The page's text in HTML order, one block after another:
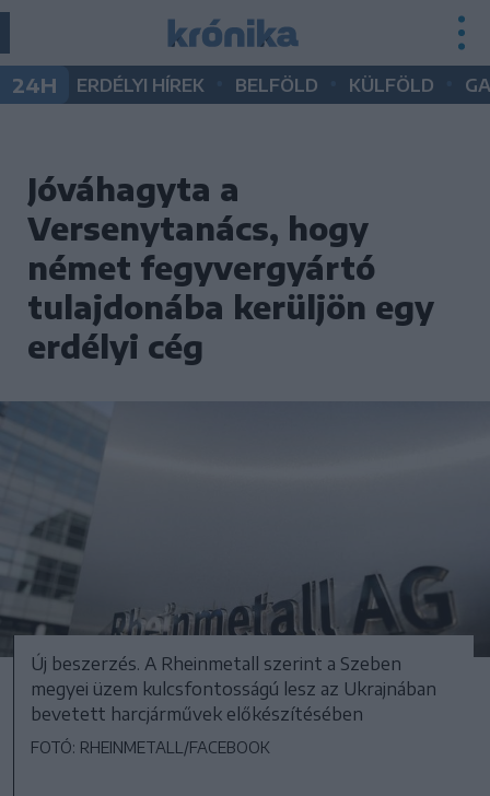
24H ERDÉLYI HÍREK BELFÖLD KÜLFÖLD
Jóváhagyta a
Versenytanács, hogy
német fegyvergyártó
tulajdonába kerüljön egy
erdélyi cég
Új beszerzés. A Rheinmetall szerint a Szeben
megyei üzem kulcsfontosságú lesz az Ukrajnában
bevetett harcjárművek előkészítésében
FOTÓ: RHEINMETALL/FACEBOOK